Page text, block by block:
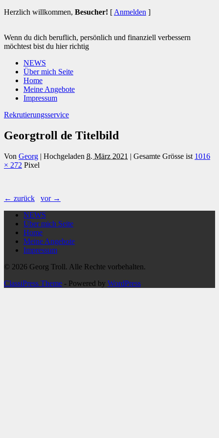
Herzlich willkommen, Besucher! [ Anmelden ]
Wenn du dich beruflich, persönlich und finanziell verbessern
möchtest bist du hier richtig
NEWS
Über mich Seite
Home
Meine Angebote
Impressum
Rekrutierungsservice
Georgtroll de Titelbild
Von Georg | Hochgeladen 8. März 2021 | Gesamte Grösse ist 1016
× 272 Pixel
← zurück
vor →
NEWS
Über mich Seite
Home
Meine Angebote
Impressum
© 2026 Georg Troll. Alle Rechte vorbehalten.
ClassiPress Theme - Powered by WordPress